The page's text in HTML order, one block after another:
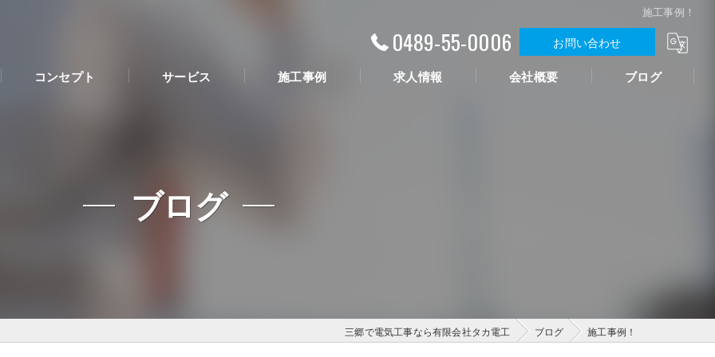
施工事例！
0489-55-0006 お問い合わせ
コンセプト サービス 施工事例 求人情報 会社概要 ブログ
ブログ
三郷で電気工事なら有限会社タカ電工 ブログ 施工事例！